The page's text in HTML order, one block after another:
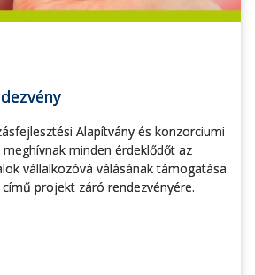
Alapítvány és konzorciumi
minden érdeklődőt az
vállalkozóvá válásának támogatása
projekt záró rendezvényére.